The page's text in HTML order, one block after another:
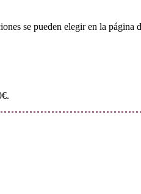
se pueden elegir en la página